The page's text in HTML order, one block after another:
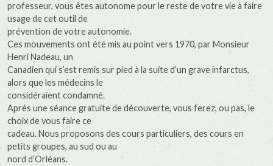
professeur, vous êtes autonome pour le reste de votre vie à faire
usage de cet outil de
prévention de votre autonomie.
Ces mouvements ont été mis au point vers 1970, par Monsieur
Henri Nadeau, un
Canadien qui s’est remis sur pied à la suite d’un grave infarctus,
alors que les médecins le
considéraient condamné.
Après une séance gratuite de découverte, vous ferez, ou pas, le
choix de vous faire ce
cadeau. Nous proposons des cours particuliers, des cours en
petits groupes, au sud ou au
nord d’Orléans.